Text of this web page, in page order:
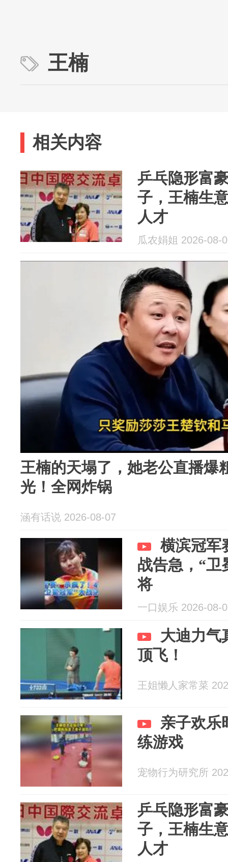
王楠
相关内容
乒乓隐形富
子，王楠生
人才
瓜农娟姐 2026-08-
王楠的天塌了，她老公直播爆
光！全网炸锅
涵有话说 2026-08-07
横滨冠军
战告急，“卫
将
一口娱乐 2026-08-
大迪力气
顶飞！
王姐懒人家常菜
亲子欢乐
练游戏
宠物行为研究所
乒乓隐形富
子，王楠生
人才